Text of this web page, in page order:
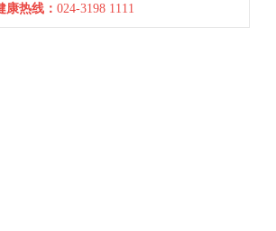
康热线： 024-3198 1111